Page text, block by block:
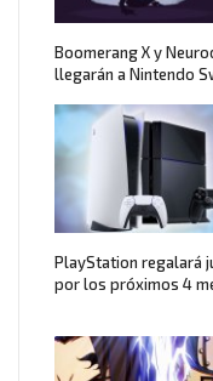
Boomerang X y
llegarán a Nintendo
PlayStation regalará
por los próximos 4